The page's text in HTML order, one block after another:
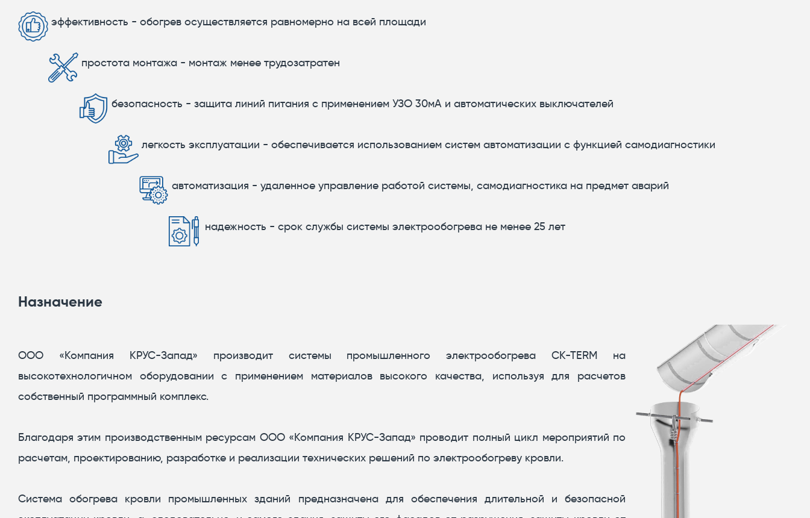
эффективность - обогрев осуществляется равномерно на всей площади
простота монтажа - монтаж менее трудозатратен
безопасность - защита линий питания с применением УЗО 30мА и автоматических выключателей
легкость эксплуатации - обеспечивается использованием систем автоматизации с функцией самодиагностики
автоматизация - удаленное управление работой системы, самодиагностика на предмет аварий
надежность - срок службы системы электрообогрева не менее 25 лет
Назначение
ООО «Компания КРУС-Запад» производит системы промышленного электрообогрева CK-TERM на
высокотехнологичном оборудовании с применением материалов высокого качества, используя для расчетов
собственный программный комплекс.
Благодаря этим производственным ресурсам ООО «Компания КРУС-Запад» проводит полный цикл мероприятий по
расчетам, проектированию, разработке и реализации технических решений по электрообогреву кровли.
Система обогрева кровли промышленных зданий предназначена для обеспечения длительной и безопасной